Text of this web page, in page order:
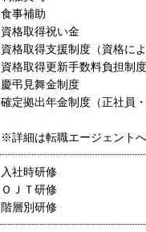
食事補助
資格取得祝い金
資格取得支援制度（資格に
資格取得更新手数料負担制度
慶弔見舞金制度
確定拠出年金制度（正社員
※詳細は転職エージェント
入社時研修
ＯＪＴ研修
階層別研修